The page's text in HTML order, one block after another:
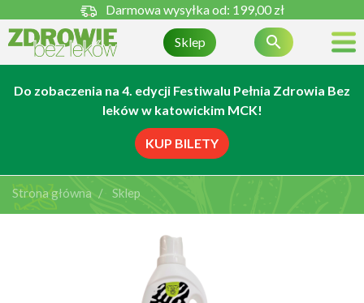
Darmowa wysyłka od: 199,00 zł
Sklep 
Do zobaczenia na 4. edycji Festiwalu Pełnia Zdrowia Bez
leków w katowickim MCK!
KUP BILETY
Strona główna Sklep